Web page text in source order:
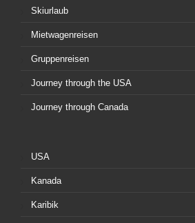
Skiurlaub
Mietwagenreisen
Gruppenreisen
Journey through the USA
Journey through Canada
USA
Kanada
Karibik